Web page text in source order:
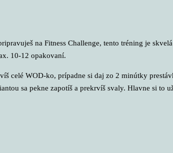
na Fitness Challenge, tento tréning je
10-12 opakovaní.
celé WOD-ko, prípadne si daj zo 2 minútky
sa pekne zapotíš a prekrvíš svaly. Hlavne si to